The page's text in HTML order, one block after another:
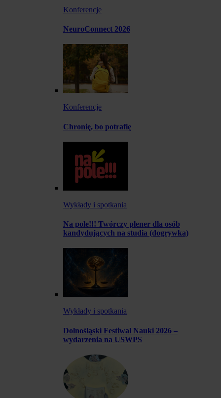
Konferencje
NeuroConnect 2026
Konferencje
Chronię, bo potrafię
Wykłady i spotkania
Na pole!!! Twórczy plener dla osób
kandydujących na studia (dogrywka)
Wykłady i spotkania
Dolnośląski Festiwal Nauki 2026 –
wydarzenia na USWPS